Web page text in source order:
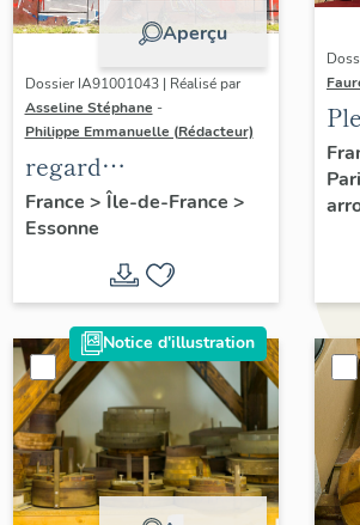
Aperçu
Dossier IA91001043 | Réalisé par
Asseline Stéphane -
Philippe Emmanuelle (Rédacteur)
regard
photographique sur
les paysages de
l'OIN de Paris-Saclay
France > Île-de-France >
Essonne
Notice d'illustration